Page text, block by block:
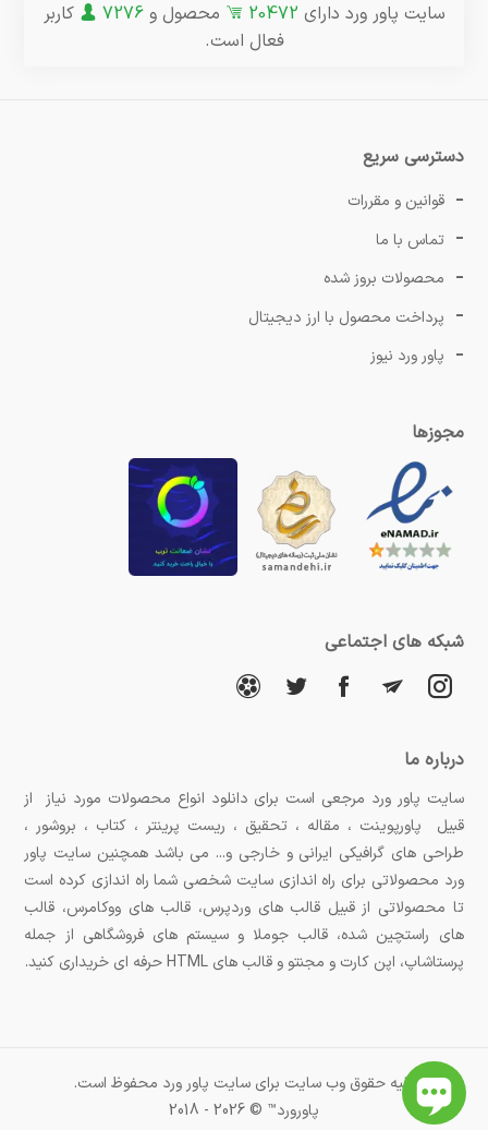
سایت پاور ورد دارای 20472 محصول و7276
کاربر
فعال است.
دسترسی سریع
قوانین و مقررات
تماس با ما
محصولات بروز شده
پرداخت محصول با ارز دیجیتال
پاور ورد نیوز
مجوزها
شبکه های اجتماعی
درباره ما
سایت پاور ورد مرجعی است برای دانلود انواع محصولات مورد نیاز از
قبیل پاورپوینت ، مقاله ، تحقیق ، ریست پرینتر ، کتاب ، بروشور ،
طراحی های گرافیکی ایرانی و خارجی و... می باشد همچنین سایت پاور
ورد محصولاتی برای راه اندازی سایت شخصی شما راه اندازی کرده است
تا محصولاتی از قبیل قالب های وردپرس، قالب های ووکامرس، قالب
های راستچین شده، قالب جوملا و سیستم های فروشگاهی از جمله
پرستاشاپ، اپن کارت و مجنتو و قالب های HTML حرفه ای خریداری کنید.
کلیه حقوق وب سایت برای سایت پاور ورد محفوظ است.
پاورورد™ © 2026 - 2018